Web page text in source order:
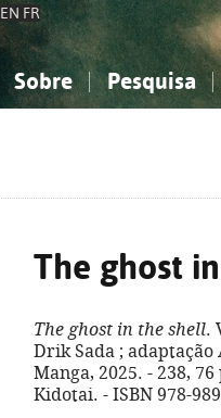
EN FR
Sobre Pesquisa
The ghost
The ghost in the shell.
Drik Sada ;
Manga, 2025. - 238,
Kidotai. - ISBN 978-